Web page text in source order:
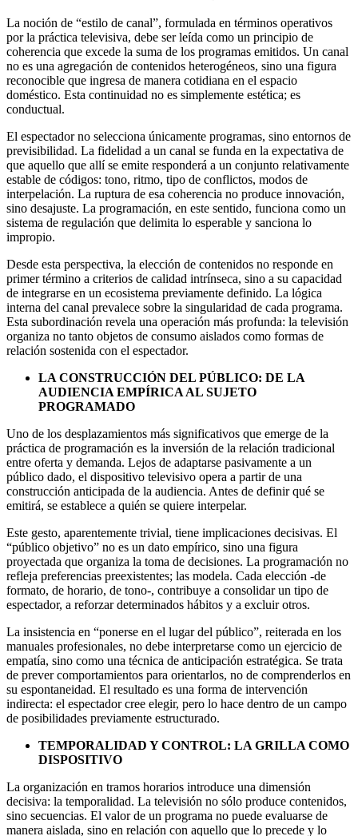
La noción de “estilo de canal”, formulada en términos operativos
por la práctica televisiva, debe ser leída como un principio de
coherencia que excede la suma de los programas emitidos. Un canal
no es una agregación de contenidos heterogéneos, sino una figura
reconocible que ingresa de manera cotidiana en el espacio
doméstico. Esta continuidad no es simplemente estética; es
conductual.
El espectador no selecciona únicamente programas, sino entornos de
previsibilidad. La fidelidad a un canal se funda en la expectativa de
que aquello que allí se emite responderá a un conjunto relativamente
estable de códigos: tono, ritmo, tipo de conflictos, modos de
interpelación. La ruptura de esa coherencia no produce innovación,
sino desajuste. La programación, en este sentido, funciona como un
sistema de regulación que delimita lo esperable y sanciona lo
impropio.
Desde esta perspectiva, la elección de contenidos no responde en
primer término a criterios de calidad intrínseca, sino a su capacidad
de integrarse en un ecosistema previamente definido. La lógica
interna del canal prevalece sobre la singularidad de cada programa.
Esta subordinación revela una operación más profunda: la televisión
organiza no tanto objetos de consumo aislados como formas de
relación sostenida con el espectador.
LA CONSTRUCCIÓN DEL PÚBLICO: DE LA
AUDIENCIA EMPÍRICA AL SUJETO
PROGRAMADO
Uno de los desplazamientos más significativos que emerge de la
práctica de programación es la inversión de la relación tradicional
entre oferta y demanda. Lejos de adaptarse pasivamente a un
público dado, el dispositivo televisivo opera a partir de una
construcción anticipada de la audiencia. Antes de definir qué se
emitirá, se establece a quién se quiere interpelar.
Este gesto, aparentemente trivial, tiene implicaciones decisivas. El
“público objetivo” no es un dato empírico, sino una figura
proyectada que organiza la toma de decisiones. La programación no
refleja preferencias preexistentes; las modela. Cada elección -de
formato, de horario, de tono-, contribuye a consolidar un tipo de
espectador, a reforzar determinados hábitos y a excluir otros.
La insistencia en “ponerse en el lugar del público”, reiterada en los
manuales profesionales, no debe interpretarse como un ejercicio de
empatía, sino como una técnica de anticipación estratégica. Se trata
de prever comportamientos para orientarlos, no de comprenderlos en
su espontaneidad. El resultado es una forma de intervención
indirecta: el espectador cree elegir, pero lo hace dentro de un campo
de posibilidades previamente estructurado.
TEMPORALIDAD Y CONTROL: LA GRILLA COMO
DISPOSITIVO
La organización en tramos horarios introduce una dimensión
decisiva: la temporalidad. La televisión no sólo produce contenidos,
sino secuencias. El valor de un programa no puede evaluarse de
manera aislada, sino en relación con aquello que lo precede y lo